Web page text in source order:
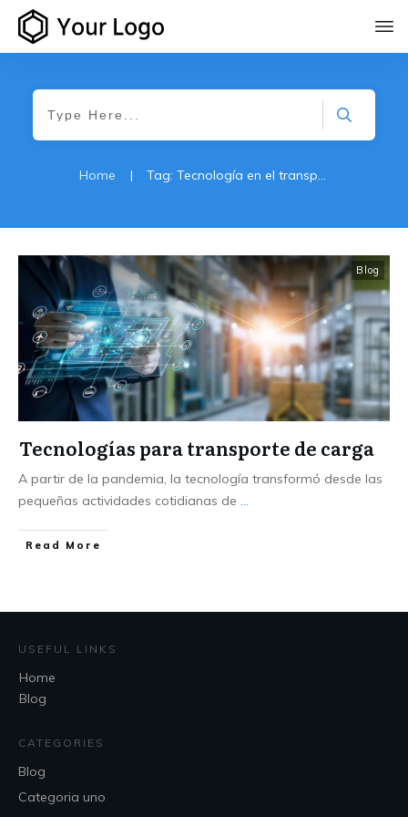
Home |
Blog
Tecnologías para transporte de carga
A partir de la pandemia, la tecnología transformó desde las
pequeñas actividades cotidianas de
Read More
USEFUL LINKS
Home
Blog
CATEGORIES
Blog
Categoria uno